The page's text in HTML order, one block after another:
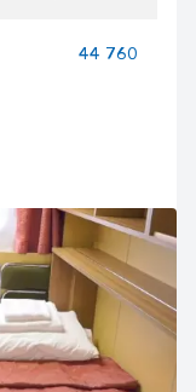
44 760